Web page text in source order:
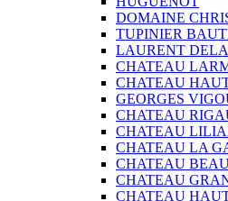
DOMAINE
TUPINIER
LAURENT
CHATEAU
CHATEAU
GEORGES
CHATEAU
CHATEAU
CHATEAU LA
CHATEAU
CHATEAU
CHATEAU